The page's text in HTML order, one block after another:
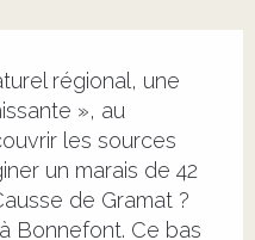
régional, une
», au
les sources
un marais de 42
de Gramat ?
Bonnefont. Ce bas